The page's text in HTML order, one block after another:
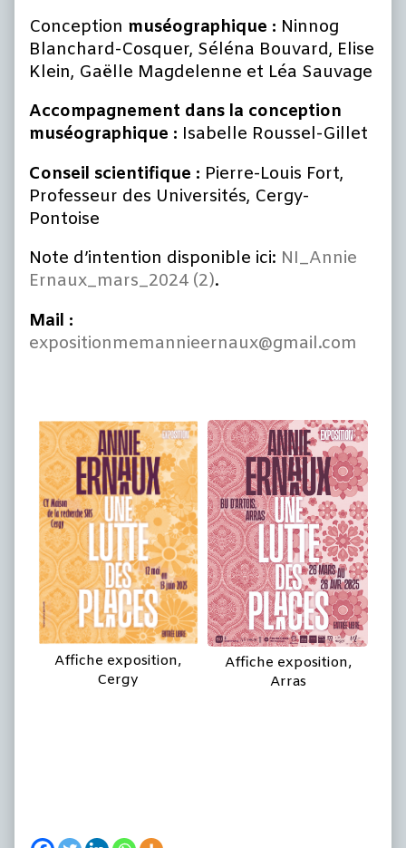
Conception muséographique : Ninnog
Blanchard-Cosquer, Séléna Bouvard, Elise
Klein, Gaëlle Magdelenne et Léa Sauvage
Accompagnement dans la conception
muséographique : Isabelle Roussel-Gillet
Conseil scientifique : Pierre-Louis Fort,
Professeur des Universités, Cergy-
Pontoise
Note d’intention disponible ici: NI_Annie
Ernaux_mars_2024 (2).
Mail :
expositionmemannieernaux@gmail.com
Affiche exposition,
Cergy
Affiche exposition,
Arras